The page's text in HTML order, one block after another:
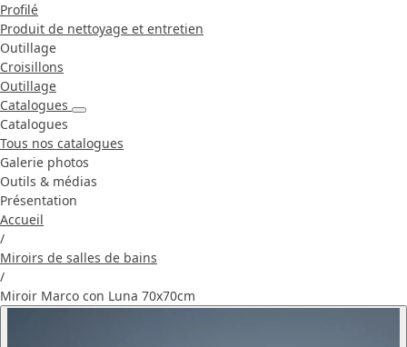
Profilé
Produit de nettoyage et entretien
Outillage
Croisillons
Outillage
Catalogues
Catalogues
Tous nos catalogues
Galerie photos
Outils & médias
Présentation
Accueil
/
Miroirs de salles de bains
/
Miroir Marco con Luna 70x70cm